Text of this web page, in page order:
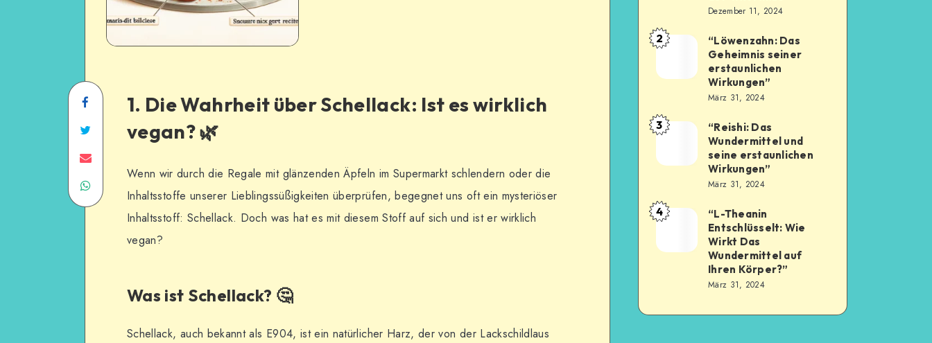
1. Die Wahrheit über Schellack: Ist es wirklich
vegan? 🌿
Wenn wir durch die Regale mit glänzenden Äpfeln im Supermarkt schlendern oder die
Inhaltsstoffe unserer Lieblingssüßigkeiten überprüfen, begegnet uns oft ein mysteriöser
Inhaltsstoff: Schellack. Doch was hat es mit diesem Stoff auf sich und ist er wirklich
vegan?
Was ist Schellack? 🤔
Schellack, auch bekannt als E904, ist ein natürlicher Harz, der von der Lackschildlaus
Dezember 11, 2024
2
“Löwenzahn: Das
Geheimnis seiner
erstaunlichen
Wirkungen”
März 31, 2024
3
“Reishi: Das
Wundermittel und
seine erstaunlichen
Wirkungen”
März 31, 2024
4
“L-Theanin
Entschlüsselt: Wie
Wirkt Das
Wundermittel auf
Ihren Körper?”
März 31, 2024